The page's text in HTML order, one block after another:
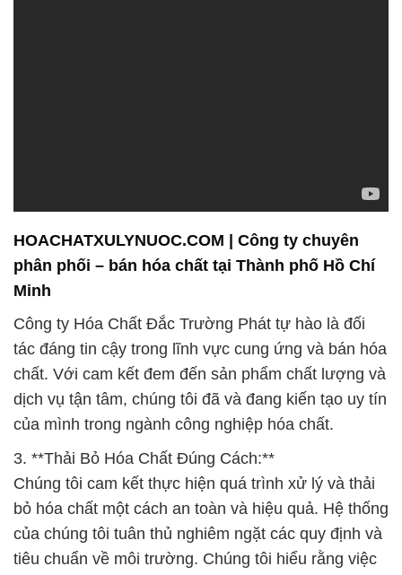
Công ty Hóa Chất Đắc Trường Phát tự hào là đối
tác đáng tin cậy trong lĩnh vực cung ứng và bán hóa
chất. Với cam kết đem đến sản phẩm chất lượng và
dịch vụ tận tâm, chúng tôi đã và đang kiến tạo uy tín
của mình trong ngành công nghiệp hóa chất.
3. **Thải Bỏ Hóa Chất Đúng Cách:**
Chúng tôi cam kết thực hiện quá trình xử lý và thải
bỏ hóa chất một cách an toàn và hiệu quả. Hệ thống
của chúng tôi tuân thủ nghiêm ngặt các quy định và
tiêu chuẩn về môi trường. Chúng tôi hiểu rằng việc
bảo vệ môi trường là trách nhiệm của chúng ta, và
chúng tôi luôn nỗ lực để giữ cho mọi quy trình của
chúng tôi đều an toàn và thân thiện với môi trường.
4. **Ưu Đãi Cho Khách Hàng:**